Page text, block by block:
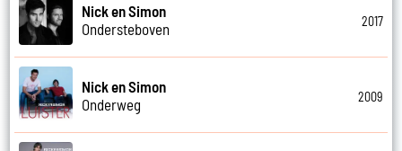
Nick en Simon
Ondersteboven
2017
Nick en Simon
Onderweg
2009